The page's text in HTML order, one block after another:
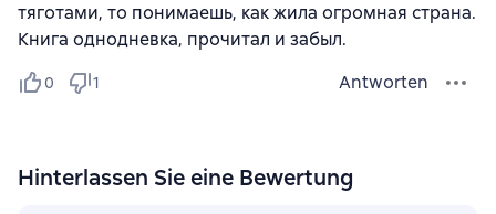
тяготами, то понимаешь, как жила огромная страна.
Книга однодневка, прочитал и забыл.
0 1 Antworten
Hinterlassen Sie eine Bewertung